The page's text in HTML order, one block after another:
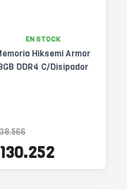
EN STOCK
Hiksemi Armor
DDR4 C/Disipador